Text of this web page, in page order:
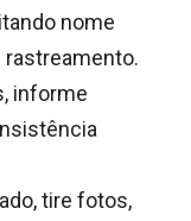
nome
rastreamento.
informe
tire fotos,